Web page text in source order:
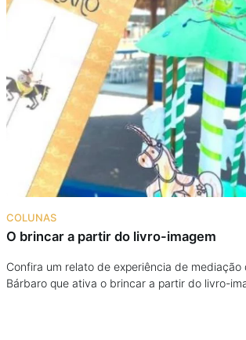
E-Books
Eventos
Podcast
Assine
Taba na Escola
COLUNAS
O brincar a partir do livro-imagem
Confira um relato de experiência de
Bárbaro que ativa o brincar a partir do livro-